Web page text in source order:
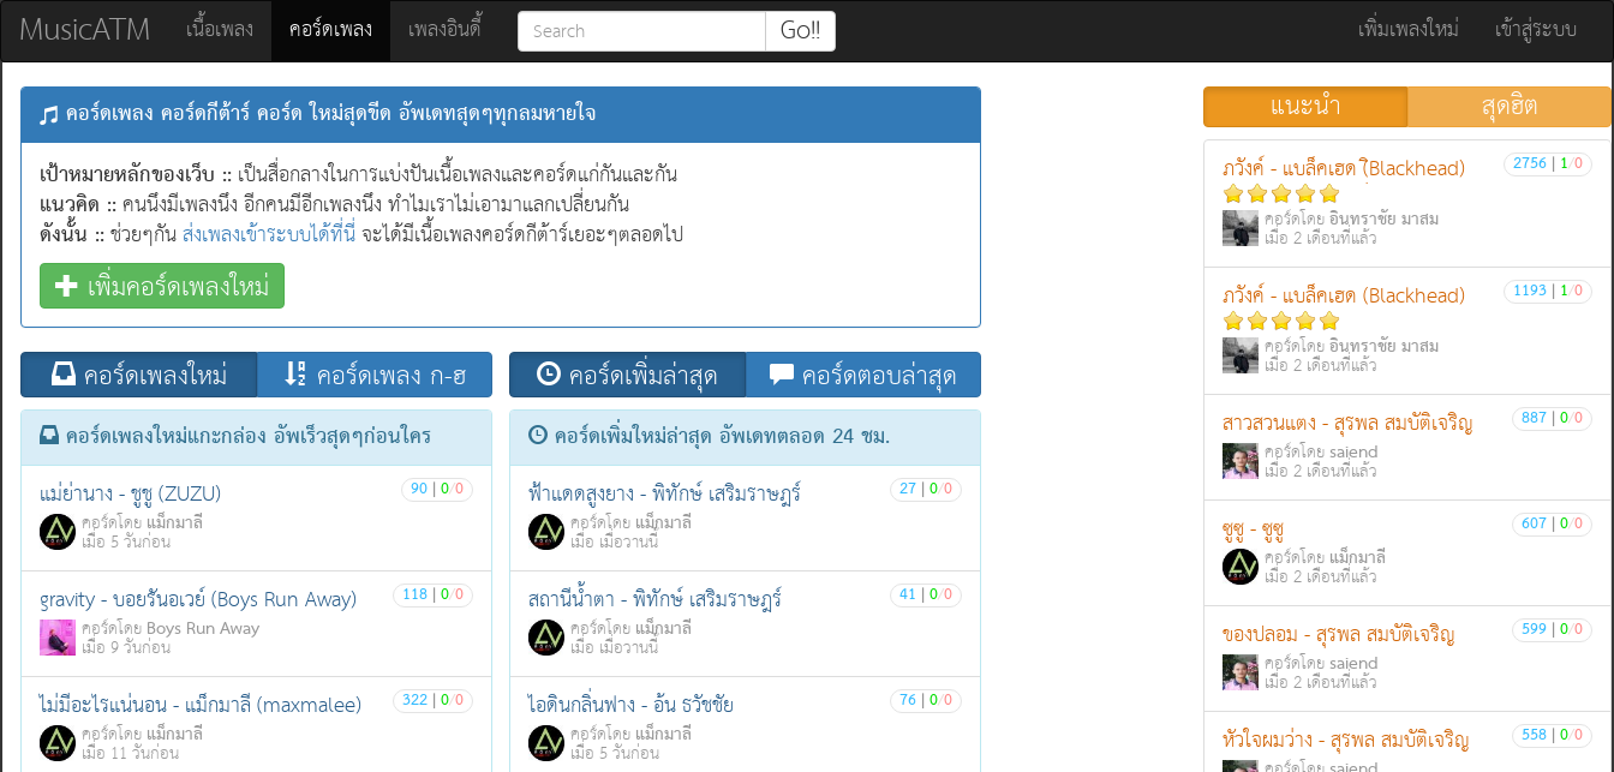
MusicATM เนื้อเพลง คอร์ดเพลง (current)
เพลงอินดี้ Go!! เพิ่มเพลงใหม่ เข้าสู่ระบบ
คอร์ดเพลง คอร์ดกีต้าร์ คอร์ด ใหม่สุดขีด อัพเดทสุดๆทุกลมหายใจ
เป้าหมายหลักของเว็บ ::เป็นสื่อกลางในการแบ่งปันเนื้อเพลงและคอร์ดแก่กันและกัน
แนวคิด ::คนนึงมีเพลงนึง อีกคนมีอีกเพลงนึง ทำไมเราไม่เอามาแลกเปลี่ยนกัน
ดังนั้น ::ช่วยๆกันส่งเพลงเข้าระบบได้ที่นี่จะได้มีเนื้อเพลงคอร์ดกีต้าร์เยอะๆตลอดไป
เพิ่มคอร์ดเพลงใหม่
คอร์ดเพลงใหม่
คอร์ดเพลง ก-ฮ
คอร์ดเพลงใหม่แกะกล่อง อัพเร็วสุดๆก่อนใคร
90 | 0/0
แม่ย่านาง - ชูชู (ZUZU)
คอร์ดโดย แม็กมาลี
เมื่อ 5 วันก่อน
118 | 0/0
gravity - บอยรันอเวย์ (Boys Run Away)
คอร์ดโดย Boys Run Away
เมื่อ 9 วันก่อน
322 | 0/0
ไม่มีอะไรแน่นอน - แม็กมาลี (maxmalee)
คอร์ดโดย แม็กมาลี
เมื่อ 11 วันก่อน
คอร์ดเพิ่มล่าสุด คอร์ดตอบล่าสุด
คอร์ดเพิ่มใหม่ล่าสุด อัพเดทตลอด 24 ชม.
27 | 0/0
ฟ้าแดดสูงยาง - พิทักษ์ เสริมราษฎร์
คอร์ดโดย แม็กมาลี
เมื่อ เมื่อวานนี้
41 | 0/0
สถานีน้ำตา - พิทักษ์ เสริมราษฎร์
คอร์ดโดย แม็กมาลี
เมื่อ เมื่อวานนี้
76 | 0/0
ไอดินกลิ่นฟาง - อ้น ธวัชชัย
คอร์ดโดย แม็กมาลี
เมื่อ 5 วันก่อน
แนะนำ สุดฮิต
2756 | 1/0
ภวังค์ - แบล็คเฮด (ฺิBlackhead)
คอร์ดโดยอินทราชัย มาสม
เมื่อ 2 เดือนที่แล้ว
1193 | 1/0
ภวังค์ - แบล็คเฮด (Blackhead)
คอร์ดโดยอินทราชัย มาสม
เมื่อ 2 เดือนที่แล้ว
887 | 0/0
สาวสวนแตง - สุรพล สมบัติเจริญ
คอร์ดโดย saiend
เมื่อ 2 เดือนที่แล้ว
607 | 0/0
ซูซู - ซูซู
คอร์ดโดย แม็กมาลี
เมื่อ 2 เดือนที่แล้ว
599 | 0/0
ของปลอม - สุรพล สมบัติเจริญ
คอร์ดโดย saiend
เมื่อ 2 เดือนที่แล้ว
558 | 0/0
หัวใจผมว่าง - สุรพล สมบัติเจริญ